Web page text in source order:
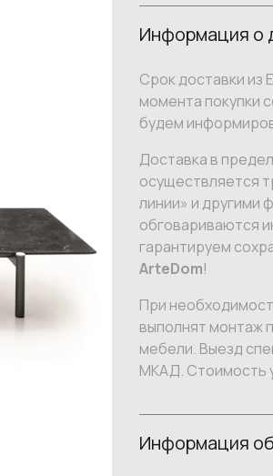
Информация о
Срок доставки из
момента покупки
будем
Доставка в
осуществляется
линии» и другими
обговариваются
гарантируем
ArteDom!
При
выполнят монтаж
мебели. Выезд
МКАД. Стоимость
Информация